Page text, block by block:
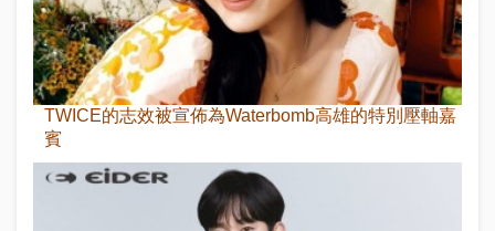
TWICE的志效被宣佈為Waterbomb高雄的特別壓軸嘉
賓